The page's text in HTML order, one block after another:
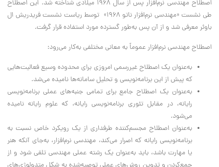
اصطلاح مهندسی نرم‌افزار پس از سال ۱۹۶۸ میلادی شناخته شد. این اصطلاح
طی نشست «مهندسی نرم‌افزار ناتو ۱۹۶۸» توسط ریاست نشست فریدریش ال
باوئر معرفی شد و از آن پس به‌طور گسترده مورد استفاده قرار گرفت.
اصطلاح مهندسی نرم‌افزار عموماً به معانی مختلفی به‌کار می‌رود:
به‌عنوان یک اصطلاح غیررسمی امروزی برای محدوده وسیع فعالیت‌هایی
که پیش از این برنامه‌نویسی و تحلیل سامانه‌ها نامیده می‌شد.
به‌عنوان یک اصطلاح جامع برای تمامی جنبه‌های عملی برنامه‌نویسی
رایانه، در مقابل تئوری برنامه‌نویسی رایانه، که علوم رایانه نامیده
می‌شود.
به‌عنوان اصطلاح مجسم‌کننده طرفداری از یک رویکرد خاص نسبت به
برنامه‌نویسی رایانه که اصرار می‌کند، مهندسی نرم‌افزار، به‌جای آنکه هنر
یا مهارت باشد، باید به‌عنوان یک رشته عملی مهندسی تلقی شود و از